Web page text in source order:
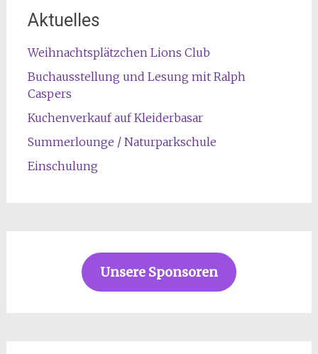
Aktuelles
Weihnachtsplätzchen Lions Club
Buchausstellung und Lesung mit Ralph
Caspers
Kuchenverkauf auf Kleiderbasar
Summerlounge / Naturparkschule
Einschulung
Unsere Sponsoren